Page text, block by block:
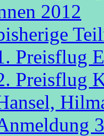
2012
Preisflug
Preisflug